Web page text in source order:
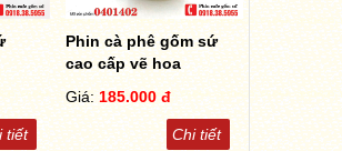
tiết
Phin cà phê gốm sứ
cao cấp vẽ hoa
Giá: 185.000 đ
Chi tiết